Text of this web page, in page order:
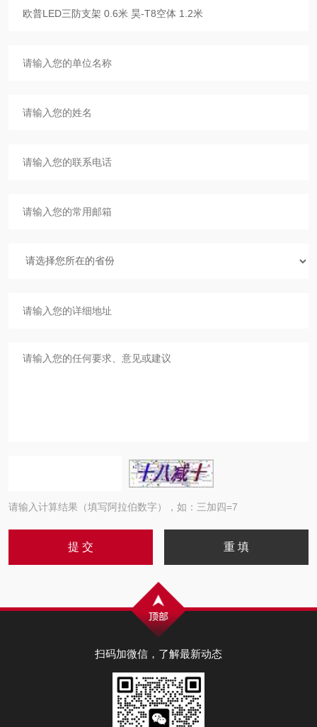
请输入计算结果（填写阿拉伯数字），如：三加四=7
扫码加微信，了解最新动态